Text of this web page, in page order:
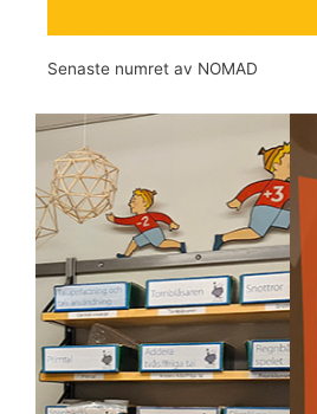
Senaste numret av NOMAD